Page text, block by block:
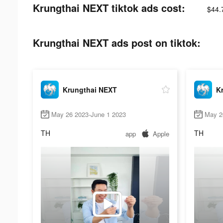
Krungthai NEXT tiktok ads cost:
Krungthai NEXT ads post on tiktok:
Krungthai NEXT
May 26 2023-June 1 2023
TH app Apple
May
TH